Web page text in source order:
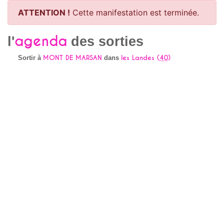
ATTENTION ! Cette manifestation est terminée.
l'agenda des sorties
Sortir à MONT DE MARSAN dans les Landes (40)